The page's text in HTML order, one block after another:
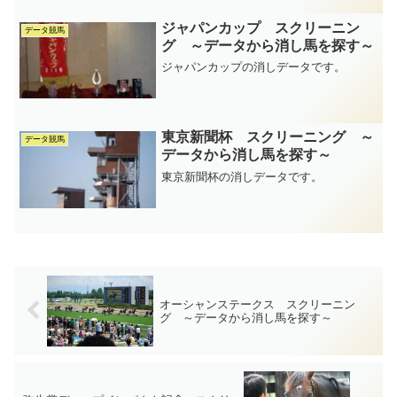
データ競馬
ジャパンカップ スクリーニン
グ ～データから消し馬を探す～
ジャパンカップの消しデータです。
データ競馬
東京新聞杯 スクリーニング ～
データから消し馬を探す～
東京新聞杯の消しデータです。
オーシャンステークス スクリーニン
グ ～データから消し馬を探す～